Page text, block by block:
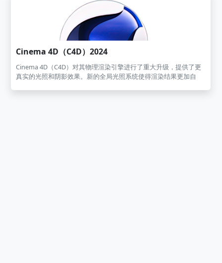
件合集 E3D三维模型插件v2.2.2 build 2168 AE脚
本 Motion Design School - Motion Tools 2.0.zip AI智能无损放大中
文汉化AE PR插件Scaleup Saber能量激光描边光效特效插件
Aescripts Real Glow真实辉光特效插件 VideoCopilot FXConsole特
效管理控制工具 AE插件-笔触式可变粗细路径渐变描边动画
Thicc Stroke... Stardust节点式三 维粒子特效星尘粒子插件
增三款外置插件 Sapphire视觉特效和转场蓝宝石插件 Plexus点线
面三维粒子插件 VideoCopilot Color Vibrance着色插件
Cinema 4D（C4D）2024
Cinema 4D（C4D）对其物理渲染引擎进行了重大升级，提供了更
真实的光照和阴影效果。新的全局光照系统使得渲染结果更加自